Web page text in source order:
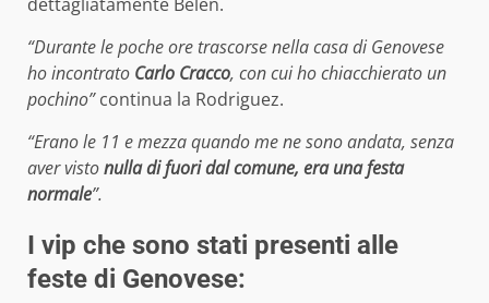
“Durante le poche ore trascorse nella casa di Genovese
ho incontrato Carlo Cracco, con cui ho chiacchierato un
pochino”continua la Rodriguez.
“Erano le 11 e mezza quando me ne sono andata, senza
aver vistonulla di fuori dal comune, era una festa
normale”.
I vip che sono stati presenti alle
feste di Genovese: